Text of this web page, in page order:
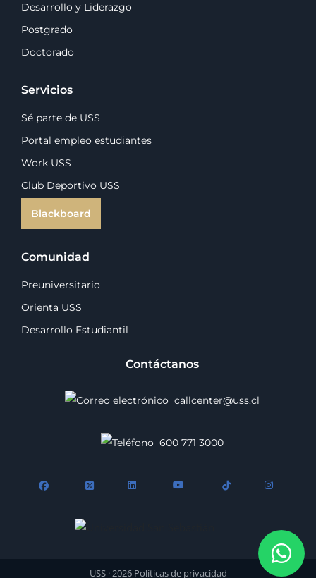
Desarrollo y Liderazgo
Postgrado
Doctorado
Servicios
Sé parte de USS
Portal empleo estudiantes
Work USS
Club Deportivo USS
Blackboard
Comunidad
Preuniversitario
Orienta USS
Desarrollo Estudiantil
Contáctanos
callcenter@uss.cl
600 771 3000
USS · 2026 Políticas de privacidad